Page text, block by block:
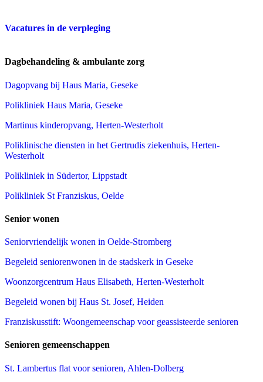
Vacatures in de verpleging
Dagbehandeling & ambulante zorg
Dagopvang bij Haus Maria, Geseke
Polikliniek Haus Maria, Geseke
Martinus kinderopvang, Herten-Westerholt
Poliklinische diensten in het Gertrudis ziekenhuis, Herten-
Westerholt
Polikliniek in Südertor, Lippstadt
Polikliniek St Franziskus, Oelde
Senior wonen
Seniorvriendelijk wonen in Oelde-Stromberg
Begeleid seniorenwonen in de stadskerk in Geseke
Woonzorgcentrum Haus Elisabeth, Herten-Westerholt
Begeleid wonen bij Haus St. Josef, Heiden
Franziskusstift: Woongemeenschap voor geassisteerde senioren
Senioren gemeenschappen
St. Lambertus flat voor senioren, Ahlen-Dolberg